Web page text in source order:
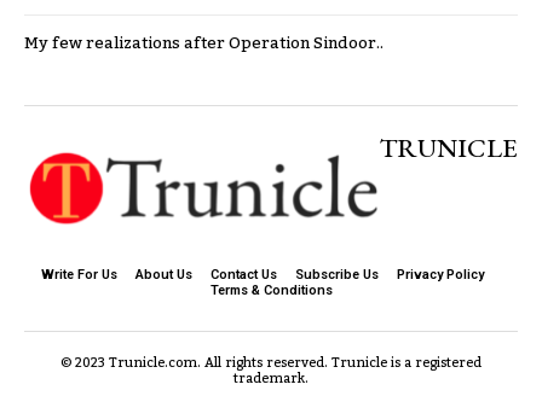
My few realizations after Operation Sindoor..
TRUNICLE
Write For Us About Us Contact Us Subscribe Us
Privacy Policy
Terms & Conditions
© 2023 Trunicle.com. All rights reserved. Trunicle is a registered
trademark.